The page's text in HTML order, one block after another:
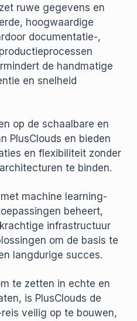
ruwe gegevens en
hoogwaardige
documentatie-,
de handmatige
en snelheid
op de schaalbare en
PlusClouds en bieden
en flexibiliteit zonder
te binden.
machine learning-
beheert,
infrastructuur
om de basis te
langdurige succes.
te zetten in echte en
is PlusClouds de
veilig op te bouwen,